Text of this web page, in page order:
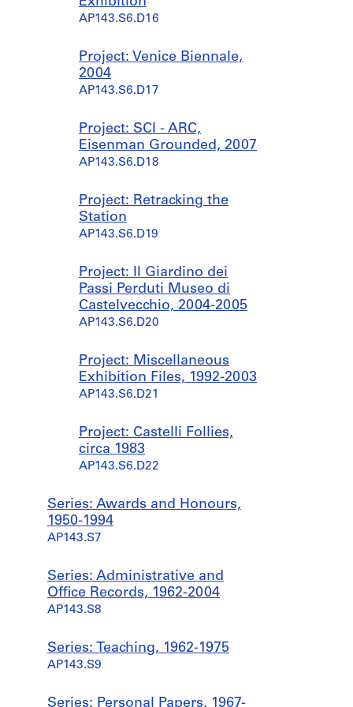
8
6
1
9
8
AP143.S4.D63
8
8
r
e
o
m
i
a
n
t
8
6
-
9
9
6
AP143.S4.D78
9
9
AP143.S4.D106
,
1
9
5
-
9
9
6
1
9
7
AP143.S4.D119
AP143.S5.D7
p
d
e
n
e
)
,
9
7
5
9
9
9
AP143.S5.D18
AP143.S6.D16
Project: Venice Biennale,
2004
AP143.S6.D17
Project: SCI - ARC,
Eisenman Grounded, 2007
AP143.S6.D18
Project: Retracking the
Station
AP143.S6.D19
Project: Il Giardino dei
Passi Perduti Museo di
Castelvecchio, 2004-2005
AP143.S6.D20
Project: Miscellaneous
Exhibition Files, 1992-2003
AP143.S6.D21
Project: Castelli Follies,
circa 1983
AP143.S6.D22
Series: Awards and Honours,
1950-1994
AP143.S7
Series: Administrative and
Office Records, 1962-2004
AP143.S8
Series: Teaching, 1962-1975
AP143.S9
Series: Personal Papers, 1967-